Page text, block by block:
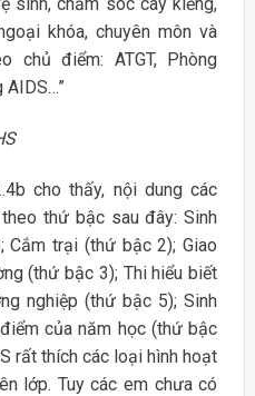
sinh, chăm sóc cây kiểng,
khóa, chuyên môn và
chủ điểm: ATGT, Phòng
AIDS…”
cho thấy, nội dung các
thứ bậc sau đây: Sinh
Cắm trại (thứ bậc 2); Giao
(thứ bậc 3); Thi hiểu biết
nghiệp (thứ bậc 5); Sinh
của năm học (thứ bậc
rất thích các loại hình hoạt
lớp. Tuy các em chưa có